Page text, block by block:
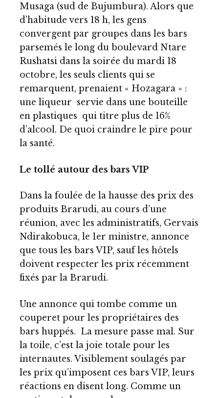
Musaga (sud de Bujumbura). Alors que
d’habitude vers 18 h, les gens
convergent par groupes dans les bars
parsemés le long du boulevard Ntare
Rushatsi dans la soirée du mardi 18
octobre, les seuls clients qui se
remarquent, prenaient « Hozagara » :
une liqueur servie dans une bouteille
en plastiques qui titre plus de 16%
d’alcool. De quoi craindre le pire pour
la santé.
Le tollé autour des bars VIP
Dans la foulée de la hausse des prix des
produits Brarudi, au cours d’une
réunion, avec les administratifs, Gervais
Ndirakobuca, le 1er ministre, annonce
que tous les bars VIP, sauf les hôtels
doivent respecter les prix récemment
fixés par la Brarudi.
Une annonce qui tombe comme un
couperet pour les propriétaires des
bars huppés. La mesure passe mal. Sur
la toile, c’est la joie totale pour les
internautes. Visiblement soulagés par
les prix qu’imposent ces bars VIP, leurs
réactions en disent long. Comme un